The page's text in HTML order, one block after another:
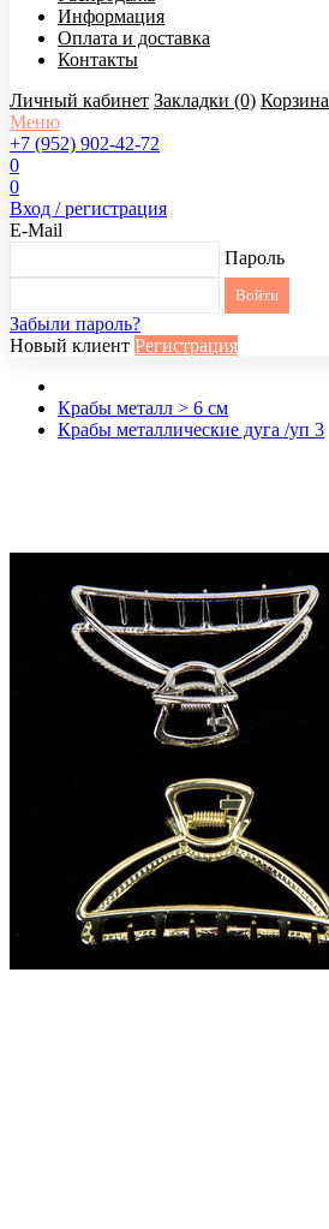
Информация
Оплата и доставка
Контакты
Личный кабинет Закладки (0) Корзина
Меню
+7 (952) 902-42-72
0
0
Вход / регистрация
E-Mail
Пароль
Забыли пароль?
Новый клиент Регистрация
Крабы металл > 6 см
Крабы металлические дуга /уп 3